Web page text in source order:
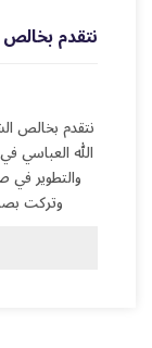
نتقدم بخالص
الله العباسي
والتطوير في
وتركت